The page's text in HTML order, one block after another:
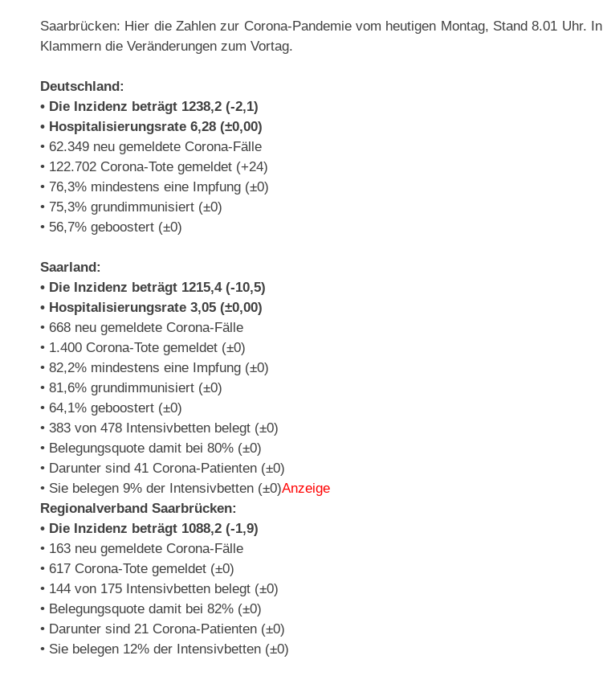
Saarbrücken: Hier die Zahlen zur Corona-Pandemie vom heutigen Montag, Stand 8.01 Uhr. In
Klammern die Veränderungen zum Vortag.
Deutschland:
• Die Inzidenz beträgt 1238,2 (-2,1)
• Hospitalisierungsrate 6,28 (±0,00)
• 62.349 neu gemeldete Corona-Fälle
• 122.702 Corona-Tote gemeldet (+24)
• 76,3% mindestens eine Impfung (±0)
• 75,3% grundimmunisiert (±0)
• 56,7% geboostert (±0)
Saarland:
• Die Inzidenz beträgt 1215,4 (-10,5)
• Hospitalisierungsrate 3,05 (±0,00)
• 668 neu gemeldete Corona-Fälle
• 1.400 Corona-Tote gemeldet (±0)
• 82,2% mindestens eine Impfung (±0)
• 81,6% grundimmunisiert (±0)
• 64,1% geboostert (±0)
• 383 von 478 Intensivbetten belegt (±0)
• Belegungsquote damit bei 80% (±0)
• Darunter sind 41 Corona-Patienten (±0)
• Sie belegen 9% der Intensivbetten (±0)Anzeige
Regionalverband Saarbrücken:
• Die Inzidenz beträgt 1088,2 (-1,9)
• 163 neu gemeldete Corona-Fälle
• 617 Corona-Tote gemeldet (±0)
• 144 von 175 Intensivbetten belegt (±0)
• Belegungsquote damit bei 82% (±0)
• Darunter sind 21 Corona-Patienten (±0)
• Sie belegen 12% der Intensivbetten (±0)